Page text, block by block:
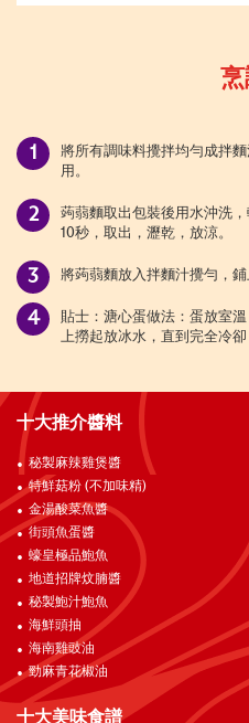
將所有調味料攪拌均勻成拌
用。
蒟蒻麵取出包裝後用水沖洗
10秒，取出，瀝乾，放涼。
將蒟蒻麵放入拌麵汁攪勻，鋪
貼士：溏心蛋做法：蛋放室
上撈起放冰水，直到完全冷卻
十大推介醬料
秘製麻辣雞煲醬
特鮮菇粉 (不加味精)
金湯酸菜魚醬
街頭魚蛋醬
蠔皇極品鮑魚
地道招牌炆腩醬
秘製鮑汁鮑魚
海鮮頭抽
海南雞豉油
勁麻青花椒油
十大美味食譜